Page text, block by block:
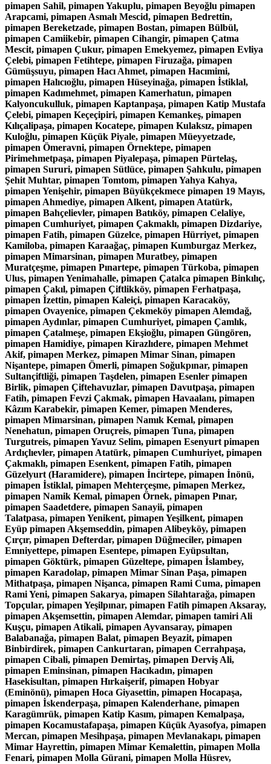
pimapen Sahil, pimapen Yakuplu, pimapen Beyoğlu pimapen
Arapcami, pimapen Asmalı Mescid, pimapen Bedrettin,
pimapen Bereketzade, pimapen Bostan, pimapen Bülbül,
pimapen Camiikebir, pimapen Cihangir, pimapen Çatma
Mescit, pimapen Çukur, pimapen Emekyemez, pimapen Evliya
Çelebi, pimapen Fetihtepe, pimapen Firuzağa, pimapen
Gümüşsuyu, pimapen Hacı Ahmet, pimapen Hacımimi,
pimapen Halıcıoğlu, pimapen Hüseyinağa, pimapen İstiklal,
pimapen Kadımehmet, pimapen Kamerhatun, pimapen
Kalyoncukulluk, pimapen Kaptanpaşa, pimapen Katip Mustafa
Çelebi, pimapen Keçeçipiri, pimapen Kemankeş, pimapen
Kılıçalipaşa, pimapen Kocatepe, pimapen Kulaksız, pimapen
Kuloğlu, pimapen Küçük Piyale, pimapen Müeyyetzade,
pimapen Ömeravni, pimapen Örnektepe, pimapen
Pirimehmetpaşa, pimapen Piyalepaşa, pimapen Pürtelaş,
pimapen Sururi, pimapen Sütlüce, pimapen Şahkulu, pimapen
Şehit Muhtar, pimapen Tomtom, pimapen Yahya Kahya,
pimapen Yenişehir, pimapen Büyükçekmece pimapen 19 Mayıs,
pimapen Ahmediye, pimapen Alkent, pimapen Atatürk,
pimapen Bahçelievler, pimapen Batıköy, pimapen Celaliye,
pimapen Cumhuriyet, pimapen Çakmaklı, pimapen Dizdariye,
pimapen Fatih, pimapen Güzelce, pimapen Hürriyet, pimapen
Kamiloba, pimapen Karaağaç, pimapen Kumburgaz Merkez,
pimapen Mimarsinan, pimapen Muratbey, pimapen
Muratçeşme, pimapen Pınartepe, pimapen Türkoba, pimapen
Ulus, pimapen Yenimahalle, pimapen Çatalca pimapen Binkılıç,
pimapen Çakıl, pimapen Çiftlikköy, pimapen Ferhatpaşa,
pimapen İzettin, pimapen Kaleiçi, pimapen Karacaköy,
pimapen Ovayenice, pimapen Çekmeköy pimapen Alemdağ,
pimapen Aydınlar, pimapen Cumhuriyet, pimapen Çamlık,
pimapen Çatalmeşe, pimapen Ekşioğlu, pimapen Güngören,
pimapen Hamidiye, pimapen Kirazlıdere, pimapen Mehmet
Akif, pimapen Merkez, pimapen Mimar Sinan, pimapen
Nişantepe, pimapen Ömerli, pimapen Soğukpınar, pimapen
Sultançiftliği, pimapen Taşdelen, pimapen Esenler pimapen
Birlik, pimapen Çiftehavuzlar, pimapen Davutpaşa, pimapen
Fatih, pimapen Fevzi Çakmak, pimapen Havaalanı, pimapen
Kâzım Karabekir, pimapen Kemer, pimapen Menderes,
pimapen Mimarsinan, pimapen Namık Kemal, pimapen
Nenehatun, pimapen Oruçreis, pimapen Tuna, pimapen
Turgutreis, pimapen Yavuz Selim, pimapen Esenyurt pimapen
Ardıçlıevler, pimapen Atatürk, pimapen Cumhuriyet, pimapen
Çakmaklı, pimapen Esenkent, pimapen Fatih, pimapen
Güzelyurt (Haramidere), pimapen İncirtepe, pimapen İnönü,
pimapen İstiklal, pimapen Mehterçeşme, pimapen Merkez,
pimapen Namik Kemal, pimapen Örnek, pimapen Pınar,
pimapen Saadetdere, pimapen Sanayii, pimapen
Talatpasa, pimapen Yenikent, pimapen Yeşilkent, pimapen
Eyüp pimapen Akşemseddin, pimapen Alibeyköy, pimapen
Çırçır, pimapen Defterdar, pimapen Düğmeciler, pimapen
Emniyettepe, pimapen Esentepe, pimapen Eyüpsultan,
pimapen Göktürk, pimapen Güzeltepe, pimapen İslambey,
pimapen Karadolap, pimapen Mimar Sinan Paşa, pimapen
Mithatpaşa, pimapen Nişanca, pimapen Rami Cuma, pimapen
Rami Yeni, pimapen Sakarya, pimapen Silahtarağa, pimapen
Topçular, pimapen Yeşilpınar, pimapen Fatih pimapen Aksaray,
pimapen Akşemsettin, pimapen Alemdar, pimapen tamiri Ali
Kuşçu, pimapen Atikali, pimapen Ayvansaray, pimapen
Balabanağa, pimapen Balat, pimapen Beyazit, pimapen
Binbirdirek, pimapen Cankurtaran, pimapen Cerrahpaşa,
pimapen Cibali, pimapen Demirtaş, pimapen Derviş Ali,
pimapen Eminsinan, pimapen Hacıkadın, pimapen
Hasekisultan, pimapen Hırkaişerif, pimapen Hobyar
(Eminönü), pimapen Hoca Giyasettin, pimapen Hocapaşa,
pimapen İskenderpaşa, pimapen Kalenderhane, pimapen
Karagümrük, pimapen Katip Kasım, pimapen Kemalpaşa,
pimapen Kocamustafapaşa, pimapen Küçük Ayasofya, pimapen
Mercan, pimapen Mesihpaşa, pimapen Mevlanakapı, pimapen
Mimar Hayrettin, pimapen Mimar Kemalettin, pimapen Molla
Fenari, pimapen Molla Gürani, pimapen Molla Hüsrev,